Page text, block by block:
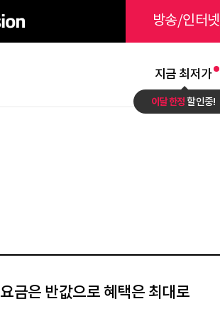
방송/인터넷
지금 최저가
이달 한정할인중!
요금은 반값으로 혜택은 최대로